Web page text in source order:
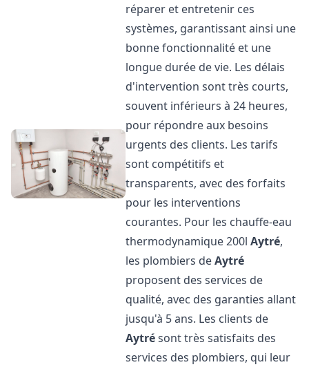
réparer et entretenir ces
systèmes, garantissant ainsi une
bonne fonctionnalité et une
longue durée de vie. Les délais
d'intervention sont très courts,
souvent inférieurs à 24 heures,
pour répondre aux besoins
urgents des clients. Les tarifs
sont compétitifs et
transparents, avec des forfaits
pour les interventions
courantes. Pour les chauffe-eau
thermodynamique 200lAytré,
les plombiers deAytré
proposent des services de
qualité, avec des garanties allant
jusqu'à 5 ans. Les clients de
Aytrésont très satisfaits des
services des plombiers, qui leur